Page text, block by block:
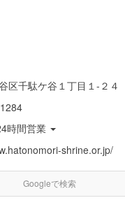
区千駄ケ谷１丁目１-２４
時間営業
shrine.or.jp/
Googleで検索